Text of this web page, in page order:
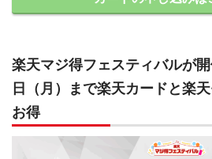
楽天マジ得フェスティバルが
日（月）まで楽天カードと楽
お得